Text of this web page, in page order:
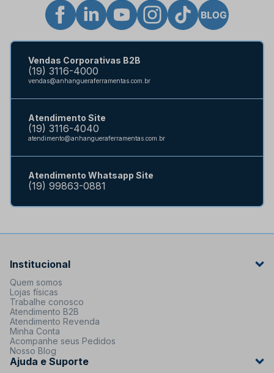
Vendas Corporativas B2B
(19) 3116-4000
vendas@anhangueraferramentas.com.br
Atendimento Site
(19) 3116-4040
atendimento@anhangueraferramentas.com.br
Atendimento Whatsapp Site
(19) 99863-0881
Institucional
Quem somos
Lojas físicas
Trabalhe conosco
Atendimento B2B
Atendimento Revenda
Minha Conta
Acompanhe seus Pedidos
Nosso Blog
Ajuda e Suporte